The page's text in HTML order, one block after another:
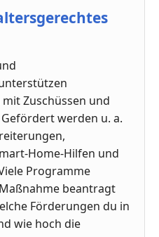
Zuschüssen und
werden u. a.
Home-Hilfen und
Programme
beantragt
Förderungen du in
wie hoch die